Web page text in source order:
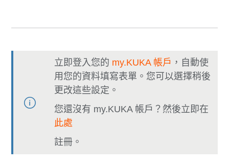
立即登入您的 my.KUKA 帳戶 ，自動使
用您的資料填寫表單。您可以選擇稍後
更改這些設定。
您還沒有 my.KUKA 帳戶？然後立即在
此處
註冊。